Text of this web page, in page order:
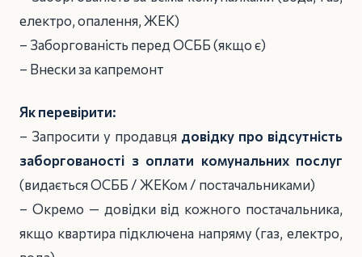
електро, опалення, ЖЕК)
– Заборгованість перед ОСББ (якщо є)
– Внески за капремонт
Як перевірити:
– Запросити у продавця довідку про відсутність
заборгованості з оплати комунальних послуг
(видається ОСББ / ЖЕКом / постачальниками)
– Окремо — довідки від кожного постачальника,
якщо квартира підключена напряму (газ, електро,